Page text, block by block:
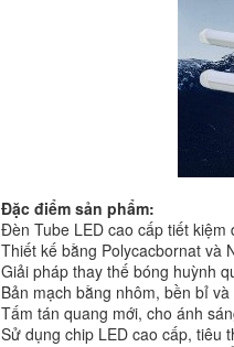
Đặc điểm sản phẩm:
Đèn Tube LED cao cấp tiết
Thiết kế bằng Polycacbornat và
Giải pháp thay thế bóng huỳnh
Bản mạch bằng nhôm, bền bỉ
Tấm tán quang mới, cho ánh
Sử dụng chip LED cao cấp, tiêu